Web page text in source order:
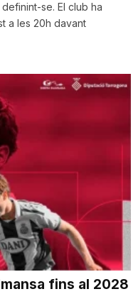
se. El club ha
a les 20h davant
fins al 2028